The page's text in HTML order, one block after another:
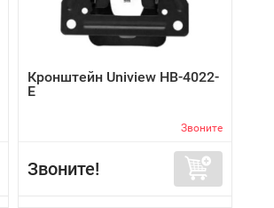
Кронштейн Uniview HB-4022-
E
Звоните
Звоните!